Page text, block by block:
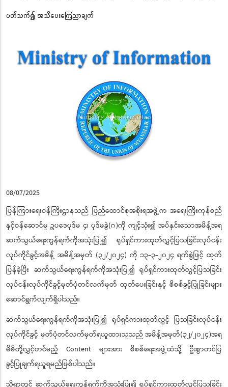
ပတ်သက်၍ အသိပေးကြေညာချက်
08/07/2025
ပြန်ကြားရေးဝန်ကြီးဌာနသည် ပြည်ထောင်စုအစိုးရအဖွဲ့က အရေးကြီးကုန်စည်
နှင့်ဝန်ဆောင်မှု ဥပဒေပုဒ်မ ၄၊ ပုဒ်မခွဲ(ဂ)ကို ကျင့်သုံး၍ အပ်နှင်းသောအမိန့်အရ
ဆက်သွယ်ရေးကွန်ရက်ကိုအသုံးပြု၍ ရုပ်ရှင်ကားထုတ်လွှင့်ပြသခြင်းလုပ်ငန်း
လုပ်ကိုင်ခွင့်အမိန့် အမိန့်အမှတ် (၃၂/၂၀၂၄) ကို ၁၃-၃-၂၀၂၄ ရက်စွဲဖြင့် ထုတ်
ပြန်ခဲ့ပြီး ဆက်သွယ်ရေးကွန်ရက်ကိုအသုံးပြု၍ ရုပ်ရှင်ကားထုတ်လွှင့်ပြသခြင်း
လုပ်ငန်းလုပ်ကိုင်ခွင့်မှတ်ပုံတင်လက်မှတ် ထုတ်ပေးခြင်းနှင့် စိစစ်ခွင့်ပြုခြင်းများ
ဆောင်ရွက်လျက်ရှိပါသည်။
ဆက်သွယ်ရေးကွန်ရက်ကိုအသုံးပြု၍ ရုပ်ရှင်ကားထုတ်လွှင့် ပြသခြင်းလုပ်ငန်း
လုပ်ကိုင်ခွင့် မှတ်ပုံတင်လက်မှတ်ရယူထားသူသည် အမိန့်အမှတ်(၃၂/၂၀၂၄)အရ
မိမိတို့လွှင့်တင်မည့် Content များအား စိစစ်ရေးအဖွဲ့ထံသို့ ဦးစွာတင်ပြ
ခွင့်ပြုချက်ရယူရမည်ဖြစ်ပါသည်။
သို့ရာတွင် ဆက်သွယ်ရေးကွန်ရက်ကိုအသုံးပြု၍ ရုပ်ရှင်ကားထုတ်လွှင့်ပြသခြင်း